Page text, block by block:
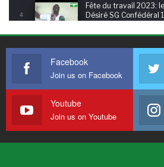
4
Fête du travail 2023:
Désiré SG Confédéral
05:23
message de paix de
Jean
07:58
6
Les vœux de l'Eglise
Nation ivoirienne et
paix en 2023
04:20
Micro-trottoir: Offrez-
Facebook
Join us on Facebook
Youtube
Join us on Youtube